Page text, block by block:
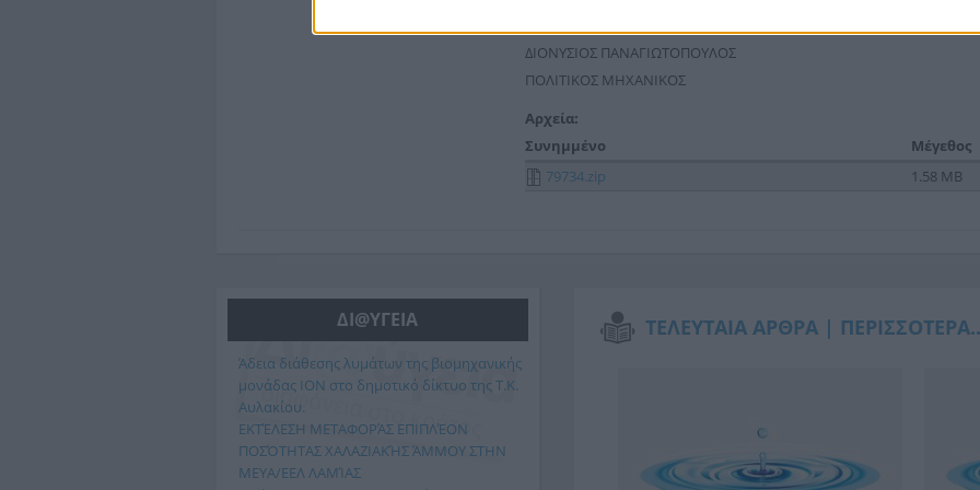
ΔΙΟΝΥΣΙΟΣ ΠΑΝΑΓΙΩΤΟΠΟΥΛΟΣ
ΠΟΛΙΤΙΚΟΣ ΜΗΧΑΝΙΚΟΣ
Αρχεία:
Συνημμένο
Μέγεθος
79734.zip
1.58 MB
ΔΙ@ΥΓΕΙΑ
Άδεια διάθεσης λυμάτων της βιομηχανικής
μονάδας ΙΟΝ στο δημοτικό δίκτυο της Τ.Κ.
Αυλακίου.
ΕΚΤΈΛΕΣΗ ΜΕΤΑΦΟΡΆΣ ΕΠΙΠΛΈΟΝ
ΠΟΣΌΤΗΤΑΣ ΧΑΛΑΖΙΑΚΉΣ ΆΜΜΟΥ ΣΤΗΝ
ΜΕΥΑ/ΕΕΛ ΛΑΜΊΑΣ
ΤΕΛΕΥΤΑΙΑ ΑΡΘΡΑ |